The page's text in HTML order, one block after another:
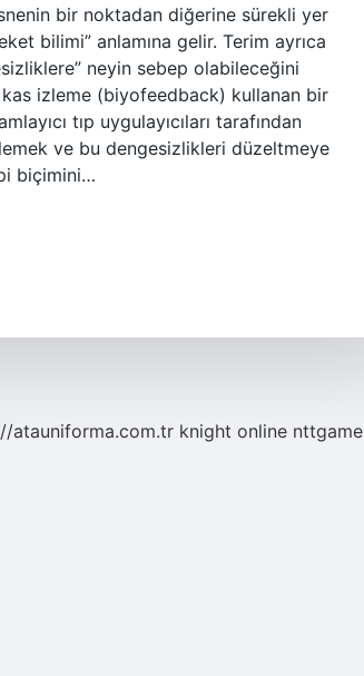
bir noktadan diğerine sürekli yer
bilimi” anlamına gelir. Terim ayrıca
neyin sebep olabileceğini
izleme (biyofeedback) kullanan bir
tıp uygulayıcıları tarafından
ve bu dengesizlikleri düzeltmeye
biçimini…
atauniforma.com.tr knight online nttgame